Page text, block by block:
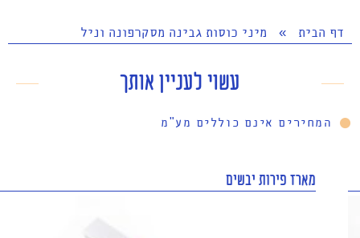
דף הבית » מיני כוסות גבינה מסקרפונה וניל
עשוי לעניין אותך
המחירים אינם כוללים מע"מ
מארז פירות יבשים